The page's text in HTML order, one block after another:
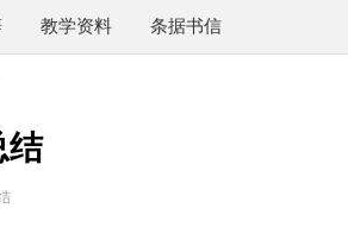
教学资料 条据书信
结